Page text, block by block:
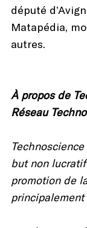
député
Matapédia,
autres.
À propos de
Réseau
but non
promotion de